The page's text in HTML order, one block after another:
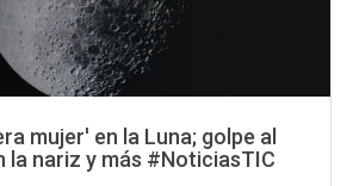
mujer' en la Luna; golpe al
la nariz y más #NoticiasTIC